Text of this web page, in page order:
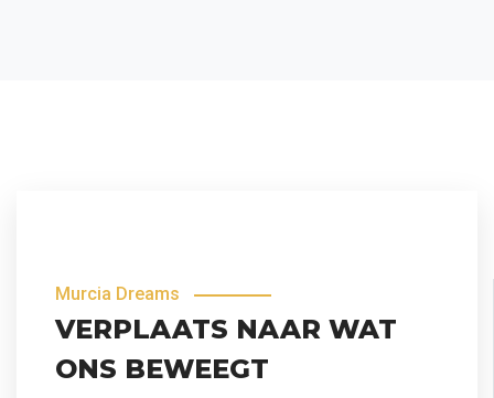
Murcia Dreams
VERPLAATS NAAR WAT
ONS BEWEEGT